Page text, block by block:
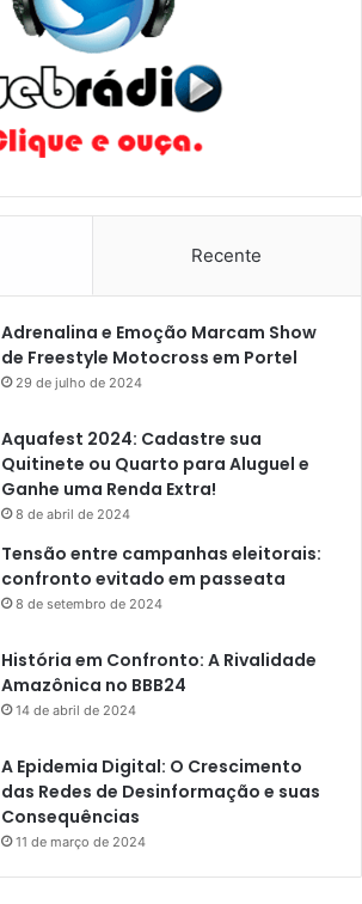
Recente
Adrenalina e Emoção Marcam Show
de Freestyle Motocross em Portel
29 de julho de 2024
Aquafest 2024: Cadastre sua
Quitinete ou Quarto para Aluguel e
Ganhe uma Renda Extra!
8 de abril de 2024
Tensão entre campanhas eleitorais:
confronto evitado em passeata
8 de setembro de 2024
História em Confronto: A Rivalidade
Amazônica no BBB24
14 de abril de 2024
A Epidemia Digital: O Crescimento
das Redes de Desinformação e suas
Consequências
11 de março de 2024